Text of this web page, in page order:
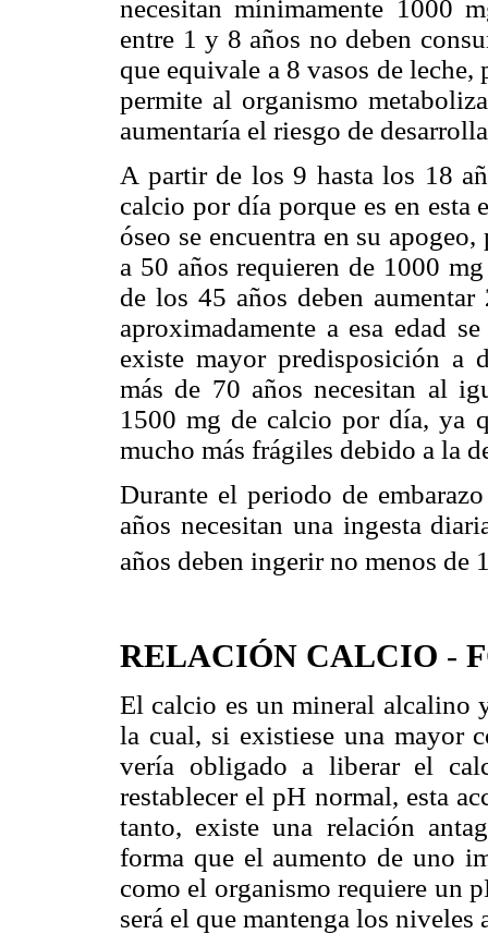
necesitan mínimamente 1000
entre 1 y 8 años no deben
que equivale a 8 vasos de
permite al organismo
aumentaría el riesgo de
A partir de los 9 hasta los 18
calcio por día porque es en esta
óseo se encuentra en su
a 50 años requieren de 1000
de los 45 años deben
aproximadamente a esa edad
existe mayor predisposición a
más de 70 años necesitan al
1500 mg de calcio por día, ya
mucho más frágiles debido a la
Durante el periodo de
años necesitan una ingesta
años deben ingerir no menos de
RELACIÓN CALCIO -
El calcio es un mineral alcalino
la cual, si existiese una mayor
vería obligado a liberar el
restablecer el pH normal, esta
tanto, existe una relación
forma que el aumento de uno
como el organismo requiere un
será el que mantenga los niveles